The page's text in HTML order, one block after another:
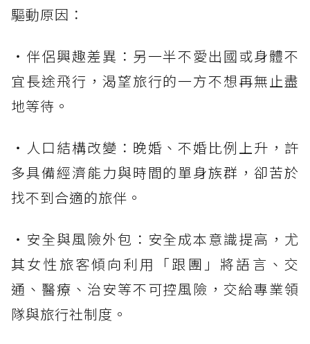
驅動原因：
・伴侶興趣差異：另一半不愛出國或身體不
宜長途飛行，渴望旅行的一方不想再無止盡
地等待。
・人口結構改變：晚婚、不婚比例上升，許
多具備經濟能力與時間的單身族群，卻苦於
找不到合適的旅伴。
・安全與風險外包：安全成本意識提高，尤
其女性旅客傾向利用「跟團」將語言、交
通、醫療、治安等不可控風險，交給專業領
隊與旅行社制度。